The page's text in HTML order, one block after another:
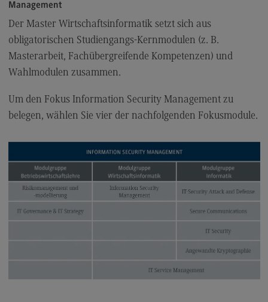
Entrepreneurship
Modulangebot
Berufsperspektiven
Kontakt
Executive Engineering
Executive Engineering
Besonderheiten und Highlights
Berufsperspektiven
Kontakt
Finance
Management
Der Master Wirtschaftsinformatik setzt sich aus
obligatorischen Studiengangs-Kernmodulen (z. B.
Masterarbeit, Fachübergreifende Kompetenzen) und
Wahlmodulen zusammen.
Um den Fokus Information Security Management zu
belegen, wählen Sie vier der nachfolgenden Fokusmodule.